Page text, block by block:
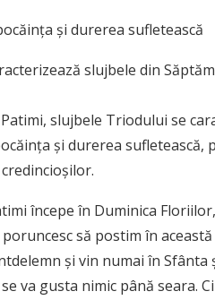
şi durerea sufletească
slujbele din
slujbele Triodului se
şi durerea
începe în Duminica
să postim în
şi vin numai în
va gusta nimic până seara.